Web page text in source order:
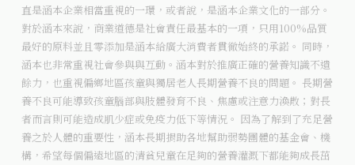
直是涵本企業相當重視的一環，或者說，是涵本企業文化的一部分。
對於涵本來說，商業道德是社會責任最基本的一項，只用100%品質
最好的原料並且零添加是涵本給廣大消費者貫徹始終的承諾。 同時，
涵本也非常重視社會參與與互動。涵本對於推廣正確的營養知識不遺
餘力，也重視偏鄉地區孩童與獨居老人長期營養不良的問題。 長期營
養不良可能導致孩童腦部與肢體發育不良、焦慮或注意力渙散；對長
者而言則可能造成肌少症或免疫力低下等情況。 因為了解到了充足營
養之於人體的重要性，涵本長期捐助各地幫助弱勢團體的基金會、機
構，希望每個偏遠地區的清貧兒童在足夠的營養灌溉下都能夠成長茁